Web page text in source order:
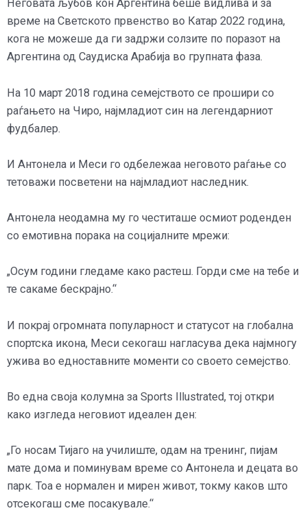
Неговата љубов кон Аргентина беше видлива и за
време на Светското првенство во Катар 2022 година,
кога не можеше да ги задржи солзите по поразот на
Аргентина од Саудиска Арабија во групната фаза.
На 10 март 2018 година семејството се прошири со
раѓањето на Чиро, најмладиот син на легендарниот
фудбалер.
И Антонела и Меси го одбележаа неговото раѓање со
тетоважи посветени на најмладиот наследник.
Антонела неодамна му го честиташе осмиот роденден
со емотивна порака на социјалните мрежи:
„Осум години гледаме како растеш. Горди сме на тебе и
те сакаме бескрајно.“
И покрај огромната популарност и статусот на глобална
спортска икона, Меси секогаш нагласува дека најмногу
ужива во едноставните моменти со своето семејство.
Во една своја колумна за Sports Illustrated, тој откри
како изгледа неговиот идеален ден:
„Го носам Тијаго на училиште, одам на тренинг, пијам
мате дома и поминувам време со Антонела и децата во
парк. Тоа е нормален и мирен живот, токму каков што
отсекогаш сме посакувале.“